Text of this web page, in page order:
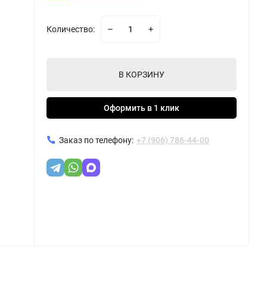
Количество:
В КОРЗИНУ
Оформить в 1 клик
Заказ по телефону: +7 (906) 786-44-00